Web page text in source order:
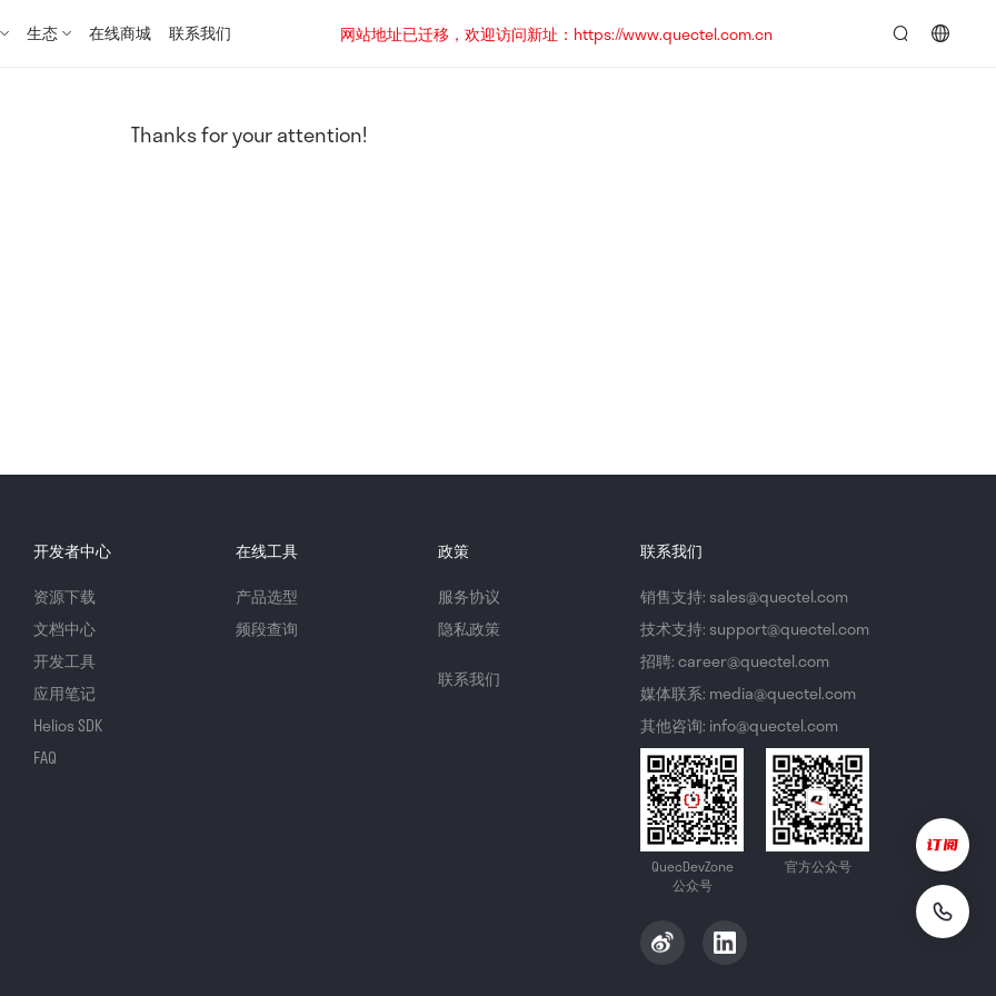
生态 在线商城 联系我们
网站地址已迁移，欢迎访问新址：https://www.quectel.com.cn
Thanks for your attention!
开发者中心
资源下载
文档中心
开发工具
应用笔记
Helios SDK
FAQ
在线工具
产品选型
频段查询
政策
服务协议
隐私政策
联系我们
联系我们
销售支持: sales@quectel.com
技术支持: support@quectel.com
招聘: career@quectel.com
媒体联系: media@quectel.com
其他咨询: info@quectel.com
QuecDevZone
公众号
官方公众号